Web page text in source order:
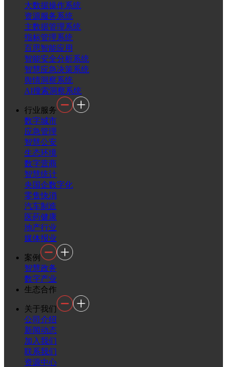
大数据操作系统
资源服务系统
主数据管理系统
指标管理系统
百思智能应用
智能安全分析系统
智慧应急决策系统
舆情洞察系统
AI搜索洞察系统
行业服务
数字城市
应急管理
智慧公安
生态环境
数字营商
智慧统计
央国企数字化
零售快消
汽车制造
医药健康
地产行业
媒体报业
案例
智慧政务
数字产业
生态合作
关于我们
公司介绍
新闻动态
加入我们
联系我们
资源中心